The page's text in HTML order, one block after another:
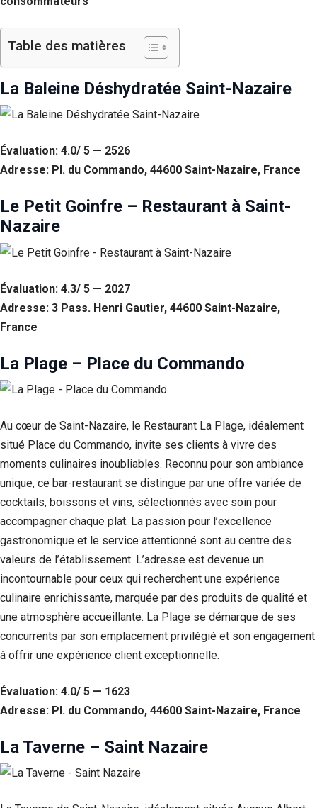
Table des matières
La Baleine Déshydratée Saint-Nazaire
Évaluation: 4.0/ 5 — 2526
Adresse: Pl. du Commando, 44600 Saint-Nazaire, France
Le Petit Goinfre – Restaurant à Saint-
Nazaire
Évaluation: 4.3/ 5 — 2027
Adresse: 3 Pass. Henri Gautier, 44600 Saint-Nazaire,
France
La Plage – Place du Commando
Au cœur de Saint-Nazaire, le Restaurant La Plage, idéalement
situé Place du Commando, invite ses clients à vivre des
moments culinaires inoubliables. Reconnu pour son ambiance
unique, ce bar-restaurant se distingue par une offre variée de
cocktails, boissons et vins, sélectionnés avec soin pour
accompagner chaque plat. La passion pour l’excellence
gastronomique et le service attentionné sont au centre des
valeurs de l’établissement. L’adresse est devenue un
incontournable pour ceux qui recherchent une expérience
culinaire enrichissante, marquée par des produits de qualité et
une atmosphère accueillante. La Plage se démarque de ses
concurrents par son emplacement privilégié et son engagement
à offrir une expérience client exceptionnelle.
Évaluation: 4.0/ 5 — 1623
Adresse: Pl. du Commando, 44600 Saint-Nazaire, France
La Taverne – Saint Nazaire